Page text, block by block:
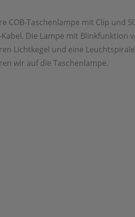
COB-Taschenlampe mit Clip und
Kabel. Die Lampe mit Blinkfunktion
Lichtkegel und eine
wir auf die Taschenlampe.